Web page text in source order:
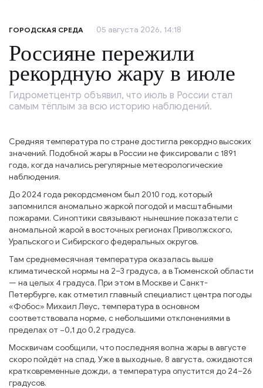
ГОРОДСКАЯ СРЕДА 05 августа 2026, 14:18
Россияне пережили
рекордную жару в июле
Гидрометцентр объявил, что июль в России стал
самым тёплым за всю историю наблюдений.
Средняя температура по стране достигла рекордно высоких
значений. Подобной жары в России не фиксировали с 1891
года, когда начались регулярные метеорологические
наблюдения.
До 2024 года рекордсменом был 2010 год, который
запомнился аномально жаркой погодой и масштабными
пожарами. Синоптики связывают нынешние показатели с
аномальной жарой в восточных регионах Приволжского,
Уральского и Сибирского федеральных округов.
Там среднемесячная температура оказалась выше
климатической нормы на 2–3 градуса, а в Тюменской области
— на целых 4 градуса. При этом в Москве и Санкт-
Петербурге, как отметил главный специалист центра погоды
«Фобос» Михаил Леус, температура в основном
соответствовала норме, с небольшими отклонениями в
пределах от −0,1 до 0,2 градуса.
Москвичам сообщили, что последняя волна жары в августе
скоро пойдёт на спад. Уже в выходные, 8 августа, ожидаются
кратковременные дожди, а температура опустится до 24–26
градусов.